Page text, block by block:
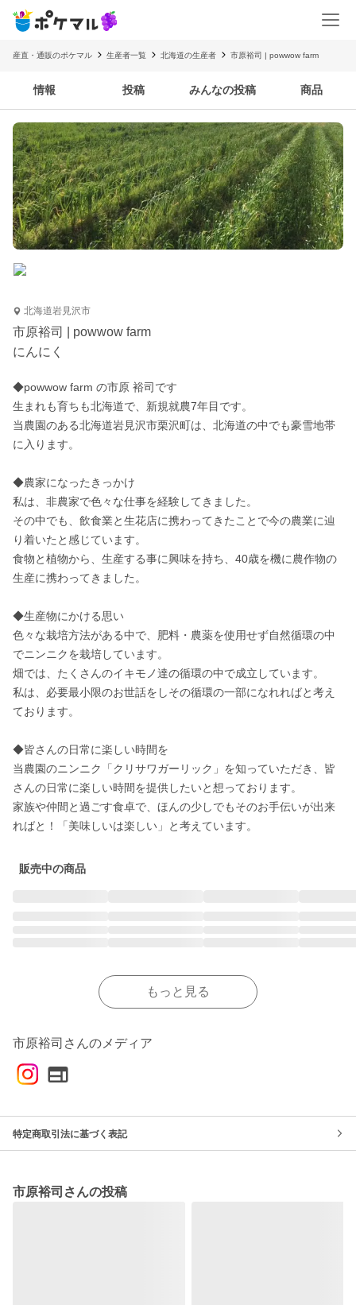
産直・通販のポケマル 生産者一覧 北海道の生産者 市原裕司 | powwow farm
情報 投稿 みんなの投稿 商品
北海道岩見沢市
市原裕司 | powwow farm
にんにく
◆powwow farm の市原 裕司です
生まれも育ちも北海道で、新規就農7年目です。
当農園のある北海道岩見沢市栗沢町は、北海道の中でも豪雪地帯
に入ります。
◆農家になったきっかけ
私は、非農家で色々な仕事を経験してきました。
その中でも、飲食業と生花店に携わってきたことで今の農業に辿
り着いたと感じています。
食物と植物から、生産する事に興味を持ち、40歳を機に農作物の
生産に携わってきました。
◆生産物にかける思い
色々な栽培方法がある中で、肥料・農薬を使用せず自然循環の中
でニンニクを栽培しています。
畑では、たくさんのイキモノ達の循環の中で成立しています。
私は、必要最小限のお世話をしその循環の一部になれればと考え
ております。
◆皆さんの日常に楽しい時間を
当農園のニンニク「クリサワガーリック」を知っていただき、皆
さんの日常に楽しい時間を提供したいと想っております。
家族や仲間と過ごす食卓で、ほんの少しでもそのお手伝いが出来
ればと！「美味しいは楽しい」と考えています。
販売中の商品
もっと見る
市原裕司さんのメディア
特定商取引法に基づく表記
市原裕司さんの投稿